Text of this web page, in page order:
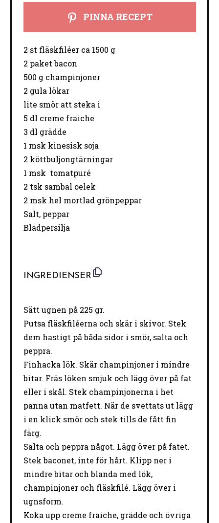
PINNA RECEPT
2 st fläskfiléer ca 1500 g
2 paket bacon
500 g champinjoner
2 gula lökar
lite smör att steka i
5 dl creme fraiche
3 dl grädde
1 msk kinesisk soja
2 köttbuljongtärningar
1 msk tomatpuré
2 tsk sambal oelek
2 msk hel mortlad grönpeppar
Salt, peppar
Bladpersilja
INGREDIENSER
Sätt ugnen på 225 gr.
Putsa fläskfiléerna och skär i skivor. Stek
dem hastigt på båda sidor i smör, salta och
peppra.
Finhacka lök. Skär champinjoner i mindre
bitar. Fräs löken smjuk och lägg över på fat
eller i skål. Stek champinjonerna i het
panna utan matfett. När de svettats ut lägg
i en klick smör och stek tills de fått fin
färg.
Salta och peppra något. Lägg över på fatet.
Stek baconet, inte för hårt. Klipp ner i
mindre bitar och blanda med lök,
champinjoner och fläskfilé. Lägg över i
ugnsform.
Koka upp creme fraiche, grädde och övriga